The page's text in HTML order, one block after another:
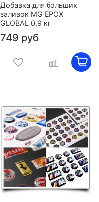
Добавка для больших
заливок MG EPOX
GLOBAL 0,9 кг
749 руб